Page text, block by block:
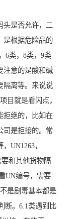
头是否允许，二
是根据危险品的
6类，8类，9类
注意的是酸和碱
隔离等。来说说
目就是看闪点，
拒绝的，比如在
司是拒接的。常
UN1263，
和其他货物隔
UN编号，需要
是剧毒基本都是
断。6.1类遇到比